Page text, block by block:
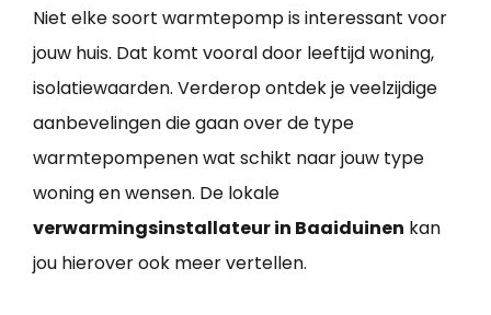
Niet elke soort warmtepomp is interessant voor
jouw huis. Dat komt vooral door leeftijd woning,
isolatiewaarden. Verderop ontdek je veelzijdige
aanbevelingen die gaan over de type
warmtepompenen wat schikt naar jouw type
woning en wensen. De lokale
verwarmingsinstallateur in Baaiduinen kan
jou hierover ook meer vertellen.